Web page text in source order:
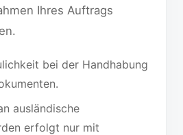
Ihres Auftrags
bei der Handhabung
ausländische
erfolgt nur mit